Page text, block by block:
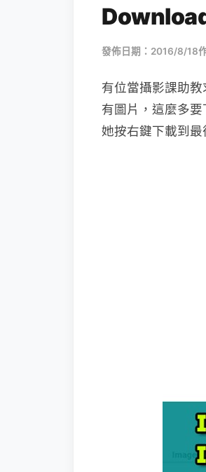
發佈日期：2016/8/18
有位當攝影課助
有圖片，這麼多
她按右鍵下載到最